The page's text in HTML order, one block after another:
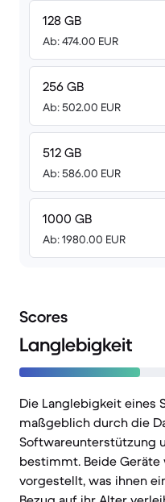
128 GB
Ab: 474.00 EUR
256 GB
Ab: 502.00 EUR
512 GB
Ab: 586.00 EUR
1000 GB
Ab: 1980.00 EUR
Scores
Langlebigkeit
Die Langlebigkeit eines
maßgeblich durch die
Softwareunterstützung
bestimmt. Beide
vorgestellt, was ihnen